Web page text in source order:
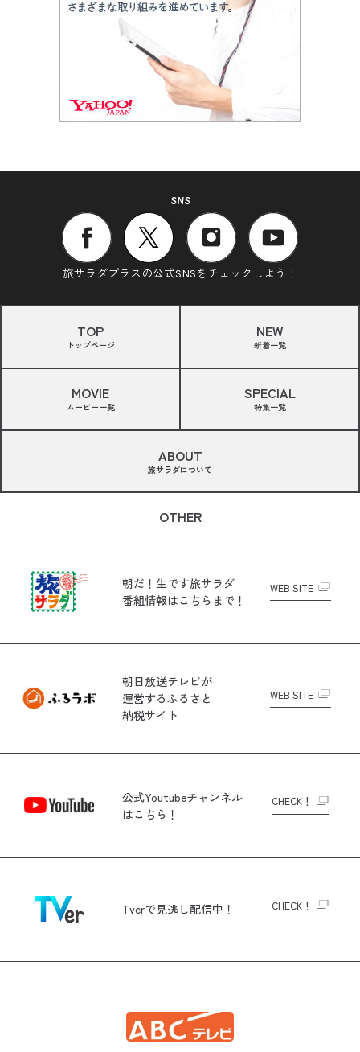
SNS
旅サラダプラスの公式SNSをチェックしよう！
TOP
トップページ
NEW
新着一覧
MOVIE
ムービー一覧
SPECIAL
特集一覧
ABOUT
旅サラダについて
OTHER
朝だ！生です旅サラダ
番組情報はこちらまで！
WEB SITE
朝日放送テレビが
運営するふるさと
納税サイト
WEB SITE
公式Youtubeチャンネル
はこちら！
CHECK！
Tverで見逃し配信中！ CHECK！